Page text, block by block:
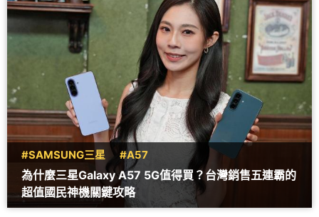
#SAMSUNG三星 #A57
為什麼三星Galaxy A57 5G值得買？台灣銷售五連霸的
超值國民神機關鍵攻略